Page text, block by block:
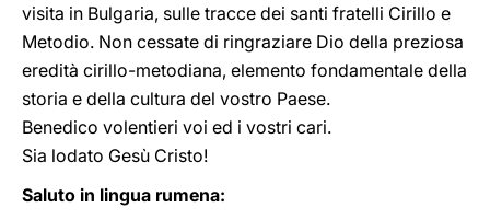
visita in Bulgaria, sulle tracce dei santi fratelli Cirillo e
Metodio. Non cessate di ringraziare Dio della preziosa
eredità cirillo-metodiana, elemento fondamentale della
storia e della cultura del vostro Paese.
Benedico volentieri voi ed i vostri cari.
Sia lodato Gesù Cristo!
Saluto in lingua rumena: